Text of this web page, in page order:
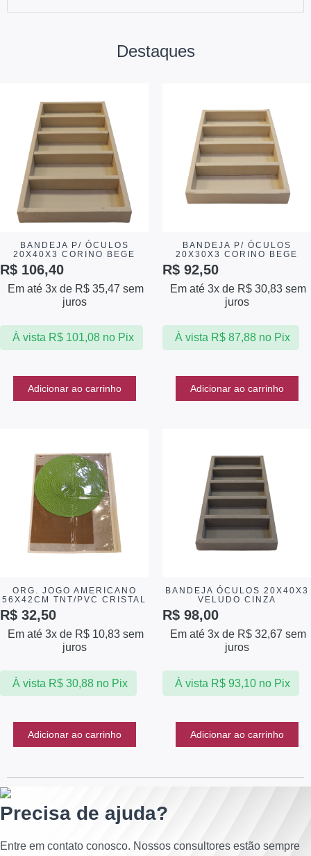
Destaques
BANDEJA P/ ÓCULOS
20X40X3 CORINO BEGE
R$ 106,40
Em até 3x de R$ 35,47 sem
juros
À vista R$101,08 no Pix
Adicionar ao carrinho
BANDEJA P/ ÓCULOS
20X30X3 CORINO BEGE
R$ 92,50
Em até 3x de R$ 30,83 sem
juros
À vista R$87,88 no Pix
Adicionar ao carrinho
ORG. JOGO AMERICANO
56X42CM TNT/PVC CRISTAL
R$ 32,50
Em até 3x de R$ 10,83 sem
juros
À vista R$30,88 no Pix
Adicionar ao carrinho
BANDEJA ÓCULOS 20X40X3
VELUDO CINZA
R$ 98,00
Em até 3x de R$ 32,67 sem
juros
À vista R$93,10 no Pix
Adicionar ao carrinho
Precisa de ajuda?
Entre em contato conosco. Nossos consultores estão sempre